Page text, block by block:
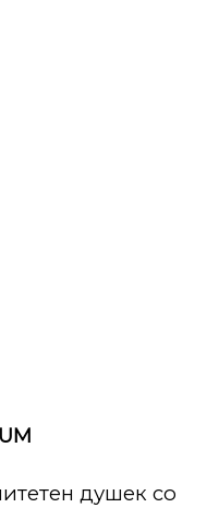
душек со